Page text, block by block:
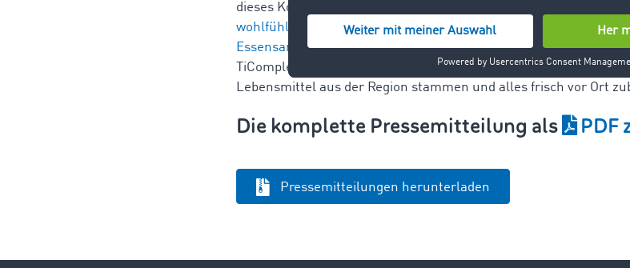
dieses Konzepts, das auf flexibles Arbeiten und hybride Büros
wohlfühlen“, sagt Geschäftsführer Tim Thiermann. „Und dazu
Essensangebot, das nicht nur den TIMOCOM Mitarbeitern,
TiComplex, der Timotrans und des Kreisgesundheitszentrums
Lebensmittel aus der Region stammen und alles frisch vor Ort
Die komplette Pressemitteilung als PDF
Pressemitteilungen herunterladen